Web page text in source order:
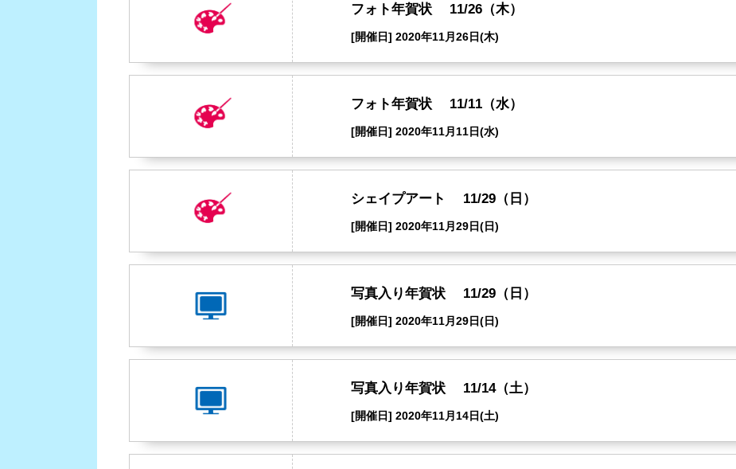
フォト年賀状 11/26（木）
[開催日] 2020年11月26日(木)
フォト年賀状 11/11（水）
[開催日] 2020年11月11日(水)
シェイプアート 11/29（日）
[開催日] 2020年11月29日(日)
写真入り年賀状 11/29（日）
[開催日] 2020年11月29日(日)
写真入り年賀状 11/14（土）
[開催日] 2020年11月14日(土)